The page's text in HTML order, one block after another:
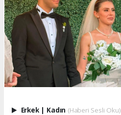
Erkek | Kadın (Haberi Sesli Oku)